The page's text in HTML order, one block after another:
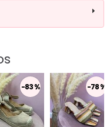
-83 % -78 %